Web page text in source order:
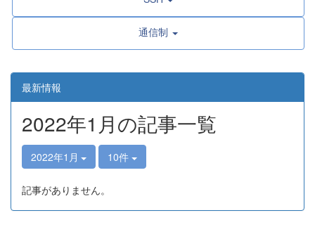
通信制
最新情報
2022年1月の記事一覧
2022年1月 10件
記事がありません。